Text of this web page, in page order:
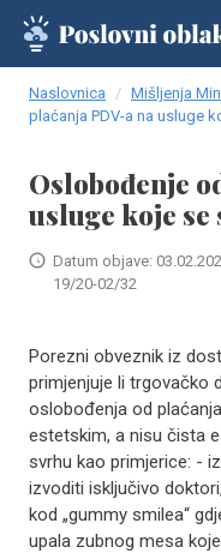
Naslovnica Mišljenja
plaćanja PDV-a na usluge
Oslobođenje
usluge koje
Datum objave:
19/20-02/32
Porezni obveznik iz
primjenjuje li trgovačko
oslobođenja od
estetskim, a nisu čista
svrhu kao primjerice: -
izvoditi isključivo
kod „gummy smilea“
upala zubnog mesa